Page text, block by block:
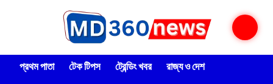
প্রথম পাতা টেক টিপস ট্রেন্ডিং খবর
রাজ্য ও দেশ